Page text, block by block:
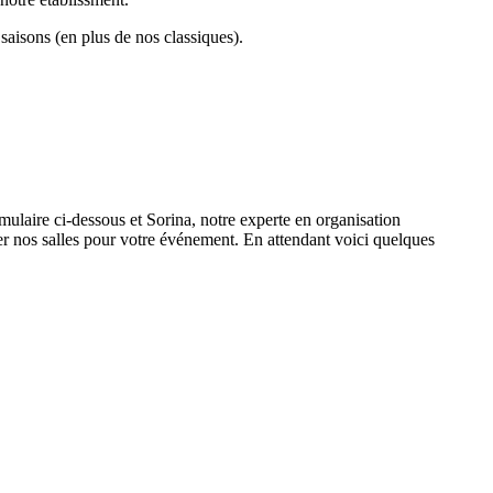
(en plus de nos classiques).
ci-dessous et Sorina, notre experte en organisation
salles pour votre événement. En attendant voici quelques